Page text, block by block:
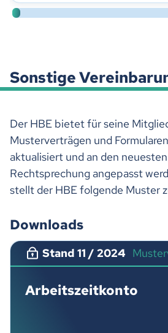
Sonstige
Der HBE bietet für seine
Musterverträgen und
aktualisiert und an den
Rechtsprechung angepasst
stellt der HBE folgende Muster
Downloads
Stand 11 / 2024
Arbeitszeitkonto